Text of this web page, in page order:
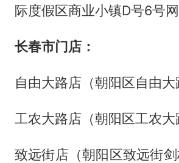
际度假区商业小镇D号6号网
长春市门店：
自由大路店（朝阳区自由大
工农大路店（朝阳区工农大
致远街店（朝阳区致远街